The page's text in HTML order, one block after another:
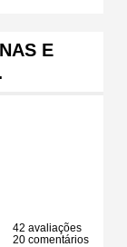
E
42 avaliações
20 comentários